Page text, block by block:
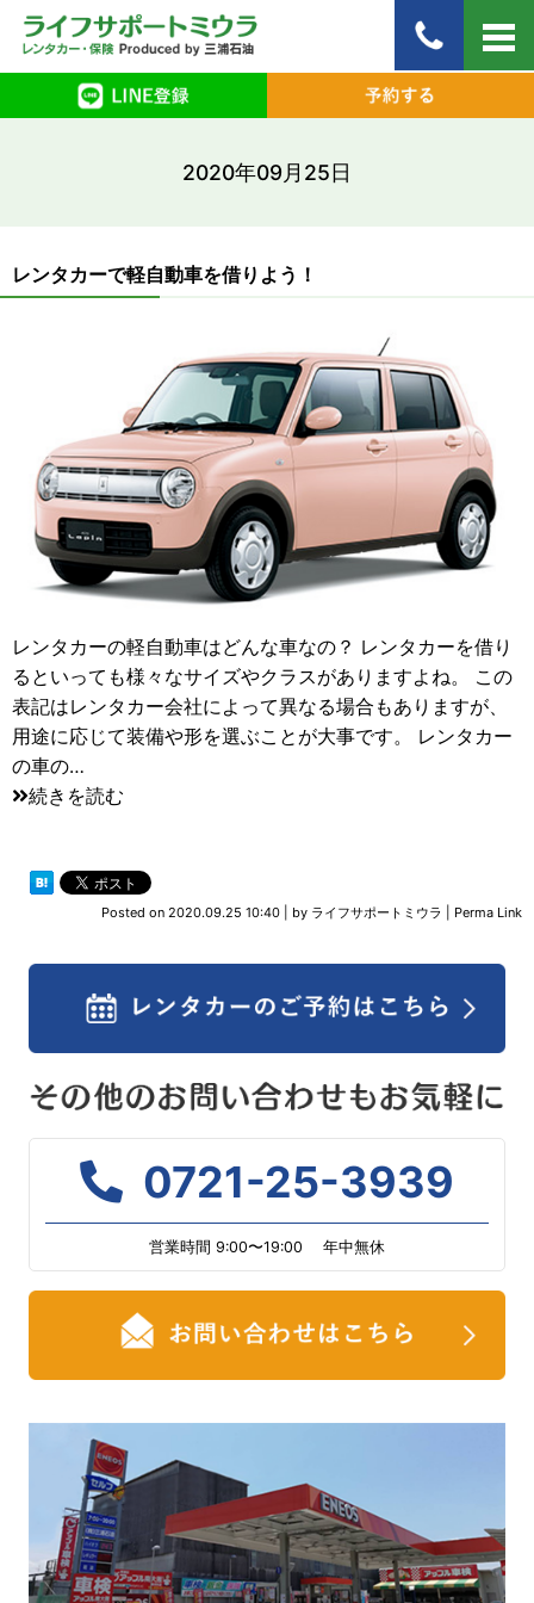
2020年09月25日
レンタカーで軽自動車を借りよう！
レンタカーの軽自動車はどんな車なの？ レンタカーを借り
るといっても様々なサイズやクラスがありますよね。 この
表記はレンタカー会社によって異なる場合もありますが、
用途に応じて装備や形を選ぶことが大事です。 レンタカー
の車の…
続きを読む
Posted on 2020.09.25 10:40 by ライフサポートミウラ Perma Link
0721-25-3939
営業時間 9:00〜19:00 年中無休